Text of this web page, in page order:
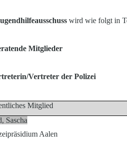
wird wie folgt in
Mitglieder
Vertreter der Polizei
Mitglied
Sascha
Aalen